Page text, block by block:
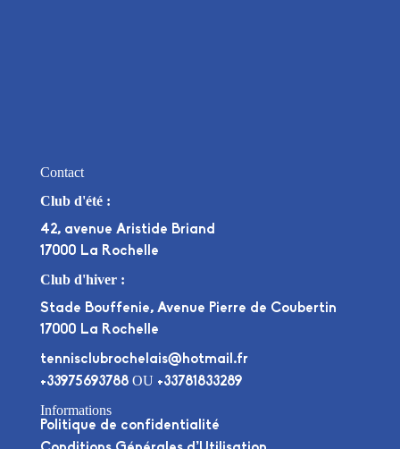
Contact
Club d'été :
42, avenue Aristide Briand
17000 La Rochelle
Club d'hiver :
Stade Bouffenie, Avenue Pierre de Coubertin
17000 La Rochelle
tennisclubrochelais@hotmail.fr
+33975693788OU +33781833289
Informations
Politique de confidentialité